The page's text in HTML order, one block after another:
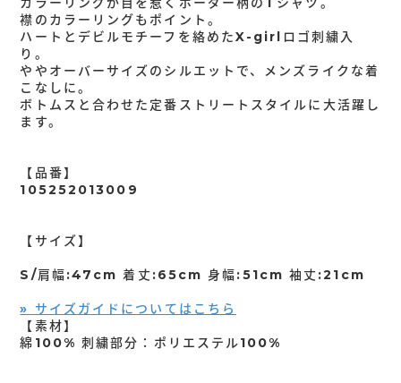
襟のカラーリングもポイント。
ハートとデビルモチーフを絡めたX-girlロゴ刺繍入
り。
ややオーバーサイズのシルエットで、メンズライクな着
こなしに。
ボトムスと合わせた定番ストリートスタイルに大活躍し
ます。
【品番】
105252013009
【サイズ】
S/肩幅:47cm 着丈:65cm 身幅:51cm 袖丈:21cm
» サイズガイドについてはこちら
【素材】
綿100% 刺繍部分：ポリエステル100%